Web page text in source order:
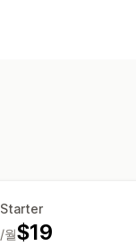
Starter
$19
/월